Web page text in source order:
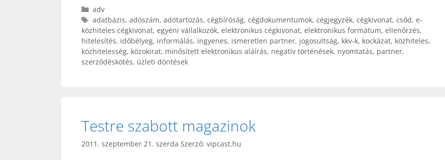
Kategória
adv
Címkék
adatbázis, adószám, adótartozás, cégbíróság, cégdokumentumok, cégjegyzék, cégkivonat, csőd, e-
közhiteles cégkivonat, egyéni vállalkozók, elektronikus cégkivonat, elektronikus formátum, ellenőrzés,
hitelesítés, időbélyeg, informálás, ingyenes, ismeretlen partner, jogosultság, kkv-k, kockázat, közhiteles,
közhitelesség, közokirat, minősített elektronikus aláírás, negatív történések, nyomtatás, partner,
szerződéskötés, üzleti döntések
Testre szabott magazinok
2011. szeptember 21. szerda Szerző: vipcast.hu